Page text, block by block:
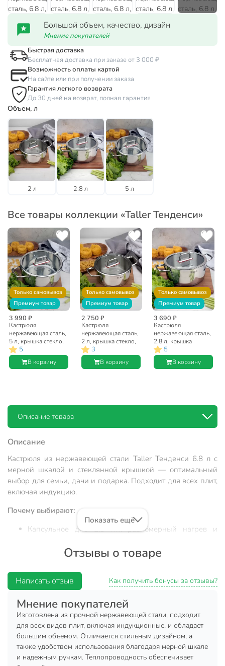
Большой объем, качество, дизайн
Мнение покупателей
Быстрая доставка
Бесплатная доставка при заказе от 3 000 ₽
Возможность оплаты картой
На сайте или при получении заказа
Гарантия легкого возврата
До 30 дней на возврат, полная гарантия
Объем, л
2 л 2.8 л 5 л
Все товары коллекции «Taller Тенденси»
Только самовывоз
Премиум товар
3 990 ₽
Кастрюля
нержавеющая сталь,
5 л, крышка стекло,
Taller, Тенденси,
17274, индукция
5
В корзину
Только самовывоз
Премиум товар
2 750 ₽
Кастрюля
нержавеющая сталь,
2 л, крышка стекло,
Taller, Тенденси,
17272, индукция
3
В корзину
Только самовывоз
Премиум товар
3 690 ₽
Кастрюля
нержавеющая сталь,
2.8 л, крышка
стекло, Taller,
Тенденси, 17273,
индукция
5
В корзину
Описание товара
Описание
Кастрюля из нержавеющей стали Taller Тенденси 6.8 л с
мерной шкалой и стеклянной крышкой — оптимальный
выбор для семьи, дачи и подарка. Подходит для всех плит,
включая индукцию.
Почему выбирают:
Капсульное дно 2.8 мм: равномерный нагрев и
без пригорания
порций, долговечность и легкая очистка в
посудомоечной машине
Универсальность: готовьте дома, на даче,
используйте как практичный подарок —
совместимость с газовыми, индукционными,
стеклокерамическими и электрическими плитами
Если вы ищете, какую кастрюлю выбрать для
Показать ещё
Отзывы о товаре
Написать отзыв Как получить бонусы за отзывы?
Мнение покупателей
Изготовлена из прочной нержавеющей стали, подходит
для всех видов плит, включая индукционные, и обладает
большим объемом. Отличается стильным дизайном, а
также удобством использования благодаря мерной шкале
и надежным ручкам. Теплопроводность обеспечивает